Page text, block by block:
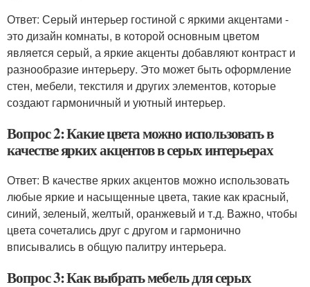
Ответ: Серый интерьер гостиной с яркими акцентами -
это дизайн комнаты, в которой основным цветом
является серый, а яркие акценты добавляют контраст и
разнообразие интерьеру. Это может быть оформление
стен, мебели, текстиля и других элементов, которые
создают гармоничный и уютный интерьер.
Вопрос 2: Какие цвета можно использовать в
качестве ярких акцентов в серых интерьерах
Ответ: В качестве ярких акцентов можно использовать
любые яркие и насыщенные цвета, такие как красный,
синий, зеленый, желтый, оранжевый и т.д. Важно, чтобы
цвета сочетались друг с другом и гармонично
вписывались в общую палитру интерьера.
Вопрос 3: Как выбрать мебель для серых